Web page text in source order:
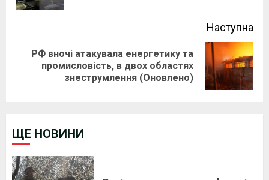
Наступна
РФ вночі атакувала енергетику та
промисловість, в двох областях
знеструмлення (Оновлено)
ЩЕ НОВИНИ